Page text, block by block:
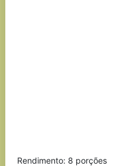
Rendimento: 8 porções